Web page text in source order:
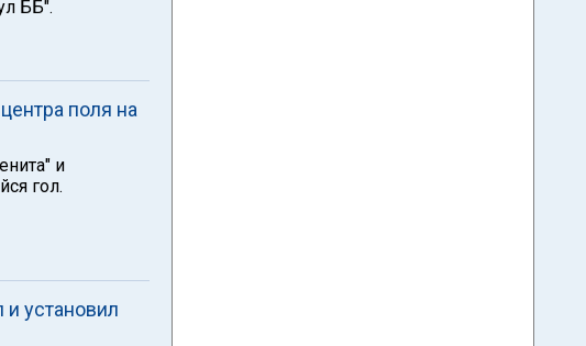
ББ".
поля на
и
гол.
установил